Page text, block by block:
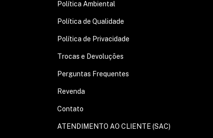
Política Ambiental
Política de Qualidade
Política de Privacidade
Trocas e Devoluções
Perguntas Frequentes
Revenda
Contato
ATENDIMENTO AO CLIENTE (SAC)